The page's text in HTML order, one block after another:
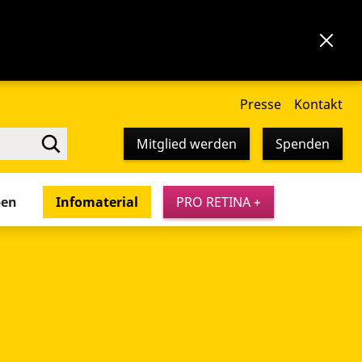
Presse Kontakt
Mitglied werden Spenden
Infomaterial PRO RETINA +